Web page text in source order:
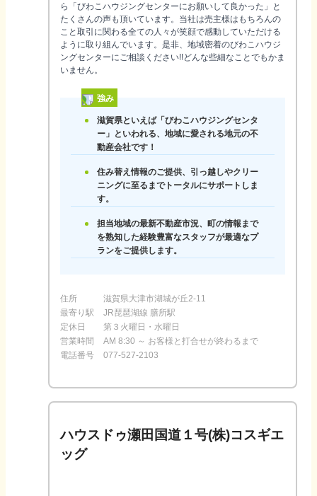
ら「びわこハウジングセンターにお願いして良かった」と
たくさんの声も頂いています。当社は売主様はもちろんの
こと取引に関わる全ての人々が笑顔で感動していただける
ように取り組んでいます。是非、地域密着のびわこハウジ
ングセンターにご相談ください!!どんな些細なことでもかま
いません。
強み
滋賀県といえば「びわこハウジングセンタ
ー」といわれる、地域に愛される地元の不
動産会社です！
住み替え情報のご提供、引っ越しやクリー
ニングに至るまでトータルにサポートしま
す。
担当地域の最新不動産市況、町の情報まで
を熟知した経験豊富なスタッフが最適なプ
ランをご提供します。
住所
滋賀県大津市湖城が丘2-11
最寄り駅
JR琵琶湖線 膳所駅
定休日
第３火曜日・水曜日
営業時間
AM 8:30 ～ お客様と打合せが終わるまで
電話番号
077-527-2103
ハウスドゥ瀬田国道１号(株)コスギエ
ッグ